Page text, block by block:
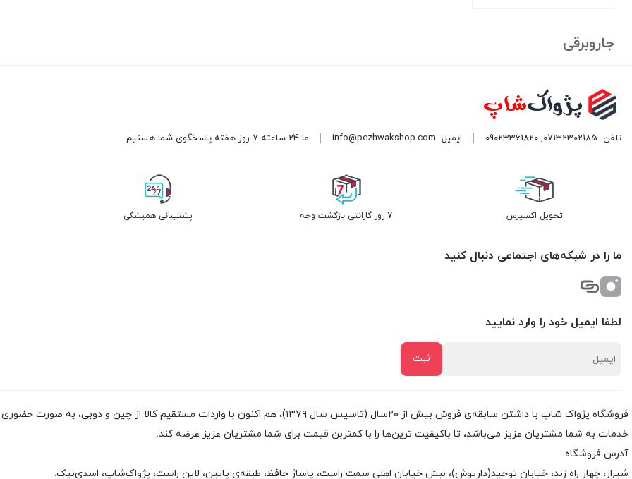
جاروبرقی
تلفن 07132302185
,
09023361820 ایمیل info@pezhwakshop.com ما 24 ساعته 7 روز هفته پاسخگوی شما هستیم.
تحویل اکسپرس 7 روز گارانتی بازگشت وجه پشتیبانی همیشگی
ما را در شبکه‌های اجتماعی دنبال کنید
لطفا ایمیل خود را وارد نمایید
فروشگاه پژواک شاپ با داشتن سابقه‌ی فروش بیش از ۲۰سال (تاسیس سال ۱۳۷۹)، هم اکنون با واردات
خدمات به شما مشتریان عزیز می‌باشد، تا باکیفیت ترین‌ها را با کمتربن قیمت برای شما مشتریان عزیز عرضه کند.
آدرس فروشگاه:
شیراز، چهار راه زند، خیابان توحید(داریوش)، نبش خیابان اهلی سمت راست، پاساژ حافظ، طبقه‌ی پایین، لاین راست، پژواک‌شاپ، اسدی‌نیک.